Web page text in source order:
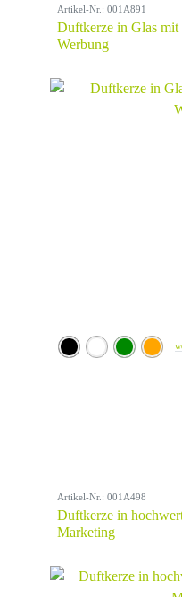
Artikel-Nr.: 001A891
Duftkerze in Glas
Werbung
Artikel-Nr.: 001A498
Duftkerze in
Marketing